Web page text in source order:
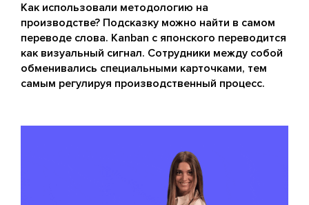
Как использовали методологию на
производстве? Подсказку можно найти в самом
переводе слова. Kanban с японского переводится
как визуальный сигнал. Сотрудники между собой
обменивались специальными карточками, тем
самым регулируя производственный процесс.